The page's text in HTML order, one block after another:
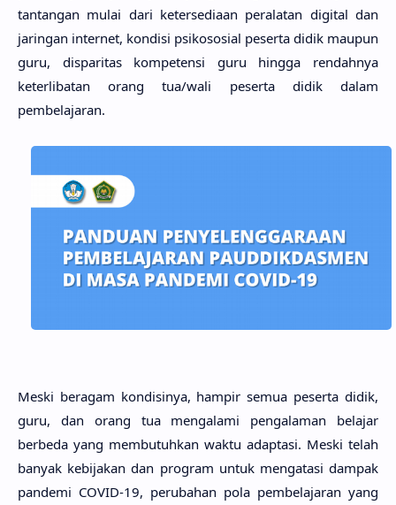
tantangan mulai dari ketersediaan peralatan digital dan
jaringan internet, kondisi psikososial peserta didik maupun
guru, disparitas kompetensi guru hingga rendahnya
keterlibatan orang tua/wali peserta didik dalam
pembelajaran.
Meski beragam kondisinya, hampir semua peserta didik,
guru, dan orang tua mengalami pengalaman belajar
berbeda yang membutuhkan waktu adaptasi. Meski telah
banyak kebijakan dan program untuk mengatasi dampak
pandemi COVID-19, perubahan pola pembelajaran yang